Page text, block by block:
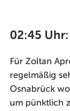
02:45
Für Zoltan
regelmäßig
Osnabrück
um pünktlich